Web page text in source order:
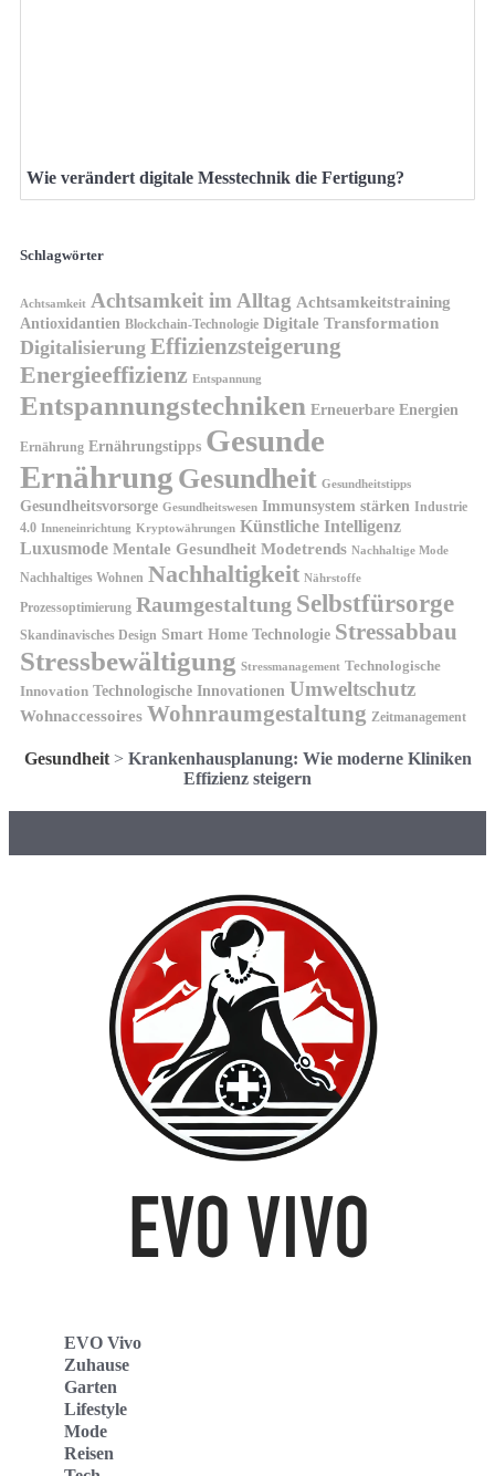
Wie verändert digitale Messtechnik die Fertigung?
Schlagwörter
Achtsamkeit Achtsamkeit im Alltag Achtsamkeitstraining
Antioxidantien Blockchain-Technologie Digitale Transformation
Digitalisierung Effizienzsteigerung
Energieeffizienz Entspannung
Entspannungstechniken Erneuerbare Energien
Ernährung Ernährungstipps Gesunde
Ernährung Gesundheit Gesundheitstipps
Gesundheitsvorsorge Gesundheitswesen Immunsystem stärken Industrie
4.0 Inneneinrichtung Kryptowährungen Künstliche Intelligenz
Luxusmode Mentale Gesundheit Modetrends Nachhaltige Mode
Nachhaltiges Wohnen Nachhaltigkeit Nährstoffe
Prozessoptimierung Raumgestaltung Selbstfürsorge
Skandinavisches Design Smart Home Technologie Stressabbau
Stressbewältigung Stressmanagement Technologische
Innovation Technologische Innovationen Umweltschutz
Wohnaccessoires Wohnraumgestaltung Zeitmanagement
Gesundheit> Krankenhausplanung: Wie moderne Kliniken
Effizienz steigern
EVO Vivo
Zuhause
Garten
Lifestyle
Mode
Reisen